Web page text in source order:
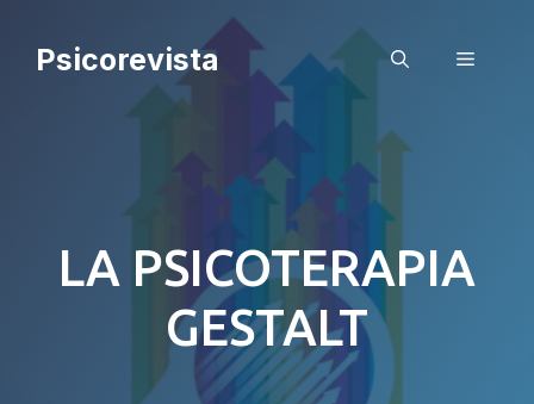
Psicorevista Menú
LA PSICOTERAPIA
GESTALT